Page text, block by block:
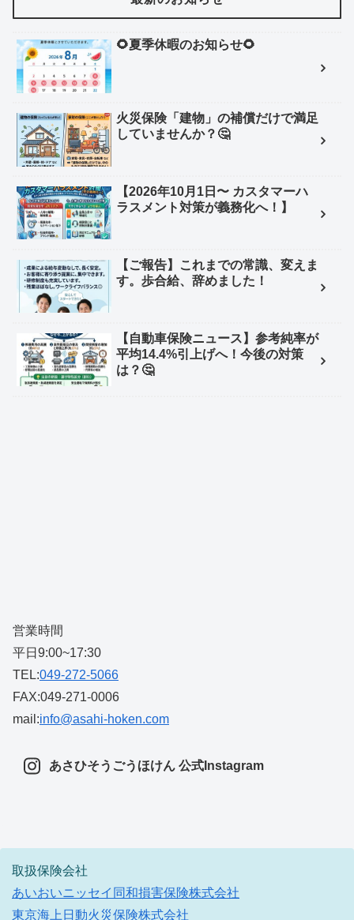
🌻夏季休暇のお知らせ🌻
火災保険「建物」の補償だけで満足
していませんか？🤔
【2026年10月1日〜 カスタマーハ
ラスメント対策が義務化へ！】
【ご報告】これまでの常識、変えま
す。歩合給、辞めました！
【自動車保険ニュース】参考純率が
平均14.4%引上げへ！今後の対策
は？🤔
営業時間
平日9:00~17:30
TEL:049-272-5066
FAX:049-271-0006
mail:info@asahi-hoken.com
あさひそうごうほけん 公式Instagram
取扱保険会社
あいおいニッセイ同和損害保険株式会社
東京海上日動火災保険株式会社